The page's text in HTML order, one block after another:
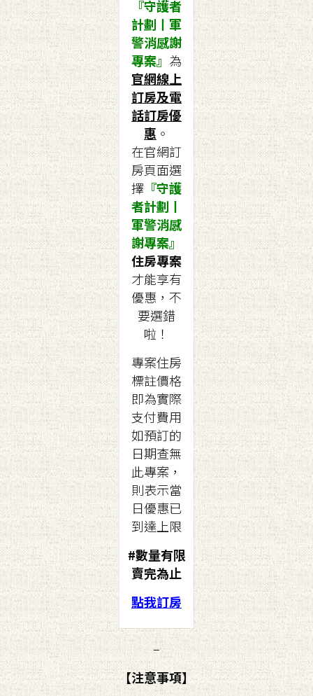
『守護者
計劃丨軍
警消感謝
專案』 為
官網線上
訂房及電
話訂房優
惠 。
在官網訂
房頁面選
擇 『守護
者計劃丨
軍警消感
謝專案』
住房專案
才能享有
優惠，不
要選錯
啦！
專案住房
標註價格
即為實際
支付費用
如預訂的
日期查無
此專案，
則表示當
日優惠已
到達上限
#數量有限
賣完為止
點我訂房
–
【注意事項】